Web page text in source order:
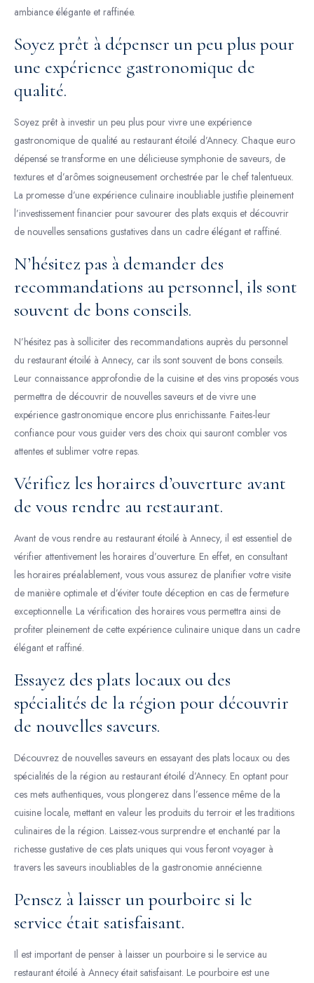
ambiance élégante et raffinée.
Soyez prêt à dépenser un peu plus pour
une expérience gastronomique de
qualité.
Soyez prêt à investir un peu plus pour vivre une expérience
gastronomique de qualité au restaurant étoilé d’Annecy. Chaque euro
dépensé se transforme en une délicieuse symphonie de saveurs, de
textures et d’arômes soigneusement orchestrée par le chef talentueux.
La promesse d’une expérience culinaire inoubliable justifie pleinement
l’investissement financier pour savourer des plats exquis et découvrir
de nouvelles sensations gustatives dans un cadre élégant et raffiné.
N’hésitez pas à demander des
recommandations au personnel, ils sont
souvent de bons conseils.
N’hésitez pas à solliciter des recommandations auprès du personnel
du restaurant étoilé à Annecy, car ils sont souvent de bons conseils.
Leur connaissance approfondie de la cuisine et des vins proposés vous
permettra de découvrir de nouvelles saveurs et de vivre une
expérience gastronomique encore plus enrichissante. Faites-leur
confiance pour vous guider vers des choix qui sauront combler vos
attentes et sublimer votre repas.
Vérifiez les horaires d’ouverture avant
de vous rendre au restaurant.
Avant de vous rendre au restaurant étoilé à Annecy, il est essentiel de
vérifier attentivement les horaires d’ouverture. En effet, en consultant
les horaires préalablement, vous vous assurez de planifier votre visite
de manière optimale et d’éviter toute déception en cas de fermeture
exceptionnelle. La vérification des horaires vous permettra ainsi de
profiter pleinement de cette expérience culinaire unique dans un cadre
élégant et raffiné.
Essayez des plats locaux ou des
spécialités de la région pour découvrir
de nouvelles saveurs.
Découvrez de nouvelles saveurs en essayant des plats locaux ou des
spécialités de la région au restaurant étoilé d’Annecy. En optant pour
ces mets authentiques, vous plongerez dans l’essence même de la
cuisine locale, mettant en valeur les produits du terroir et les traditions
culinaires de la région. Laissez-vous surprendre et enchanté par la
richesse gustative de ces plats uniques qui vous feront voyager à
travers les saveurs inoubliables de la gastronomie annécienne.
Pensez à laisser un pourboire si le
service était satisfaisant.
Il est important de penser à laisser un pourboire si le service au
restaurant étoilé à Annecy était satisfaisant. Le pourboire est une